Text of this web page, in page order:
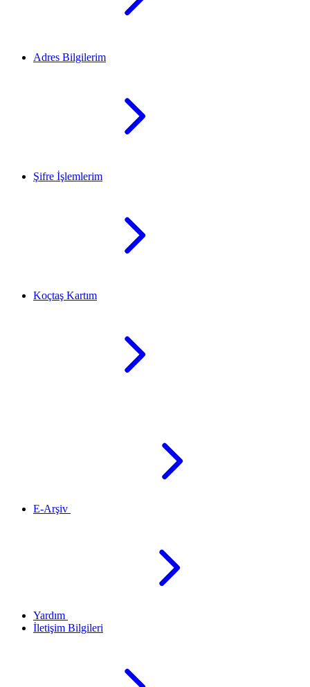
Adres Bilgilerim
Şifre İşlemlerim
Koçtaş Kartım
E-Arşiv
Yardım
İletişim Bilgileri